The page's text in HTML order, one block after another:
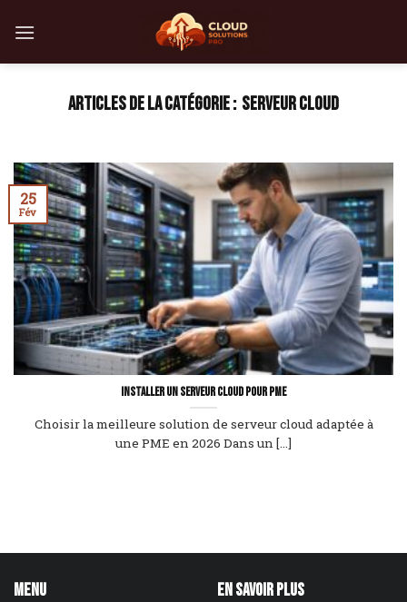
SERVEUR CLOUD
Installer un serveur cloud pour PME
Choisir la meilleure solution de serveur cloud adaptée à
une PME en 2026 Dans un [...]
25
Fév
Menu En savoir plus